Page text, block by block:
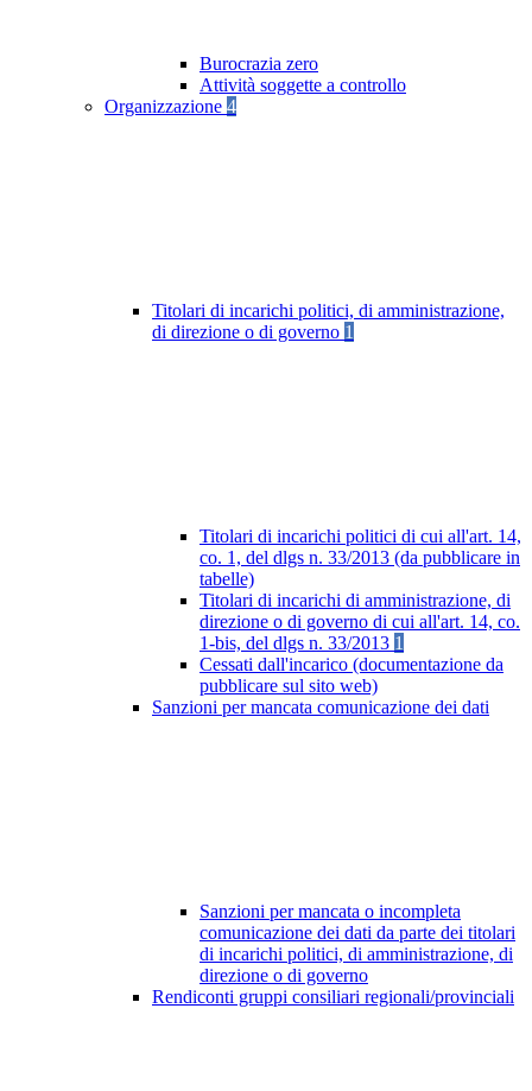
Burocrazia zero
Attività soggette a controllo
Organizzazione 4
Titolari di incarichi politici, di amministrazione,
di direzione o di governo 1
Titolari di incarichi politici di cui all'art. 14,
co. 1, del dlgs n. 33/2013 (da pubblicare in
tabelle)
Titolari di incarichi di amministrazione, di
direzione o di governo di cui all'art. 14, co.
1-bis, del dlgs n. 33/2013 1
Cessati dall'incarico (documentazione da
pubblicare sul sito web)
Sanzioni per mancata comunicazione dei dati
Sanzioni per mancata o incompleta
comunicazione dei dati da parte dei titolari
di incarichi politici, di amministrazione, di
direzione o di governo
Rendiconti gruppi consiliari regionali/provinciali